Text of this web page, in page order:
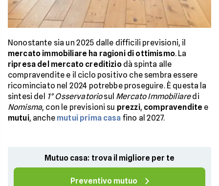
Nonostante sia un 2025 dalle difficili previsioni, il
mercato immobiliare ha ragioni di ottimismo. La
ripresa del mercato creditiziodà spinta alle
compravendite e il ciclo positivo che sembra essere
ricominciato nel 2024 potrebbe proseguire. È questa la
sintesi del 1° Osservatoriosul Mercato Immobiliaredi
Nomisma, con le previsioni su prezzi, compravendite e
mutui, anche mutui prima casa fino al 2027.
Mutuo casa: trova il migliore per te
Preventivo mutuo